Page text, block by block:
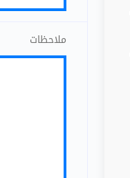
ملاحظات